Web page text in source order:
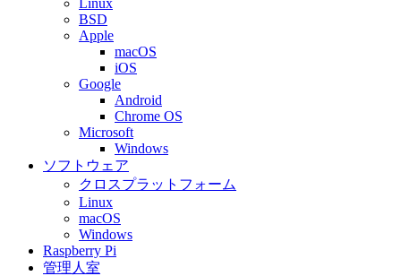
Linux
BSD
Apple
macOS
iOS
Google
Android
Chrome OS
Microsoft
Windows
ソフトウェア
クロスプラットフォーム
Linux
macOS
Windows
Raspberry Pi
管理人室